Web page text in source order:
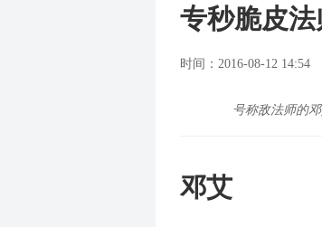
专秒脆皮
时间：2016-08-12 14:54
号称敌法师的
邓艾